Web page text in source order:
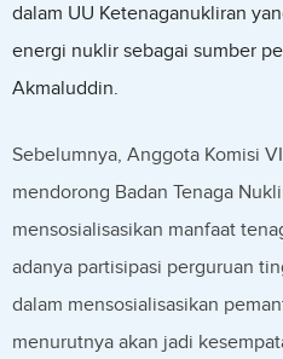
dalam UU Ketenaganukliran
energi nuklir sebagai sumber
Akmaluddin.
Sebelumnya, Anggota Komisi
mendorong Badan Tenaga
mensosialisasikan manfaat
adanya partisipasi perguruan
dalam mensosialisasikan
menurutnya akan jadi